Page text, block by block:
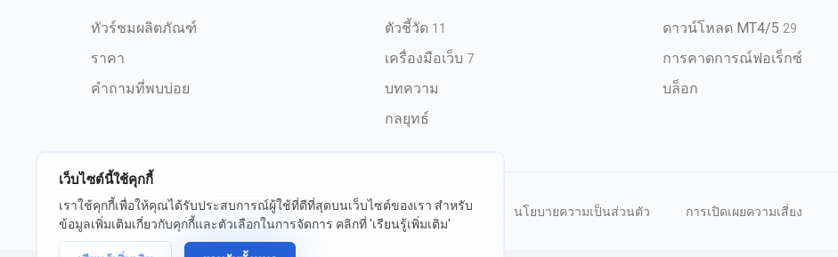
เว็บไซต์นี้ใช้คุกกี้
เราใช้คุกกี้เพื่อให้คุณได้รับประสบการณ์ผู้ใช้ที่ดีที่สุดบนเว็บไซต์ของเรา สำหรับ
ข้อมูลเพิ่มเติมเกี่ยวกับคุกกี้และตัวเลือกในการจัดการ คลิกที่ 'เรียนรู้เพิ่มเติม'
ทัวร์ชมผลิตภัณฑ์
ราคา
คำถามที่พบบ่อย
ตัวชี้วัด 11
เครื่องมือเว็บ 7
บทความ
กลยุทธ์
ดาวน์โหลด MT4/5 29
การคาดการณ์ฟอเร็กซ์
บล็อก
©2026 fxssi.com สงวนลิขสิทธิ์ ข้อกำหนดการใช้งาน นโยบายความเป็นส่วนตัว การเปิดเผยความเสี่ยง